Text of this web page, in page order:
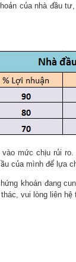
của nhà đầu
mức chịu rủi
của mình để lựa
khoán đang
vui lòng liên